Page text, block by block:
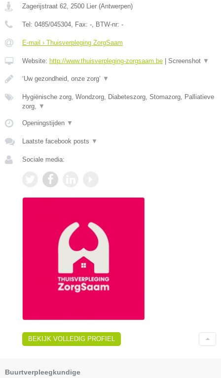
Zagerijstraat 62, 2500 Lier (Antwerpen)
Tel: 0485/045304, Fax: -, BTW-nr: -
E-mail › Thuisverpleging ZorgSaam
Website: http://www.thuisverpleging-zorgsaam.be Screenshot ▼
‘Uw gezondheid, onze zorg’ ▼
Hygiënische zorg, Wondzorg, Diabeteszorg, Stomazorg, Palliatieve
zorg, ▼
Openingstijden ▼
Laatste facebook posts ▼
Sociale media:
BEKIJK VOLLEDIG PROFIEL
Buurtverpleegkundige